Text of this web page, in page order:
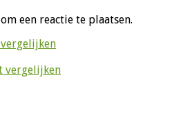
om een reactie te plaatsen.